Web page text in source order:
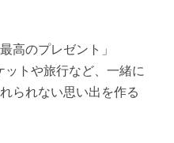
高のプレゼント」
ットや旅行など、一緒に
られない思い出を作る